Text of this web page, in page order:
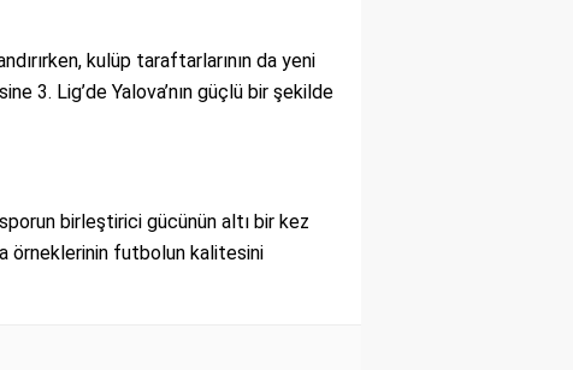
kulüp taraftarlarının da yeni
3. Lig’de Yalova’nın güçlü bir şekilde
birleştirici gücünün altı bir kez
örneklerinin futbolun kalitesini